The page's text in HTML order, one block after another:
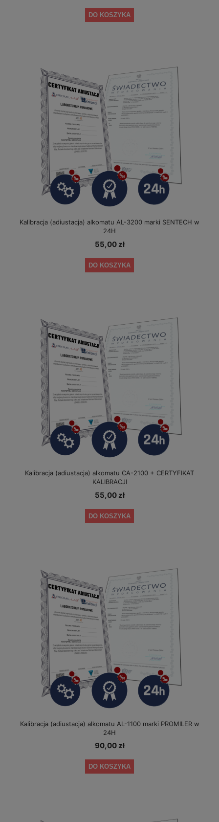
DO KOSZYKA
Kalibracja (adiustacja) alkomatu AL-3200 marki SENTECH w
24H
55,00 zł
DO KOSZYKA
Kalibracja (adiustacja) alkomatu CA-2100 + CERTYFIKAT
KALIBRACJI
55,00 zł
DO KOSZYKA
Kalibracja (adiustacja) alkomatu AL-1100 marki PROMILER w
24H
90,00 zł
DO KOSZYKA